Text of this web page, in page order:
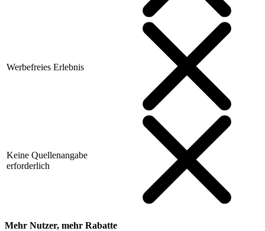
Werbefreies Erlebnis
Keine Quellenangabe
erforderlich
Mehr Nutzer, mehr Rabatte